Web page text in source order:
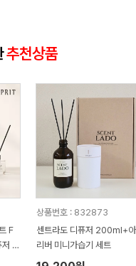
추천상품
F
저 5
상품번호 : 832873
센트라도 디퓨저 200ml+
리버 미니가습기 세트